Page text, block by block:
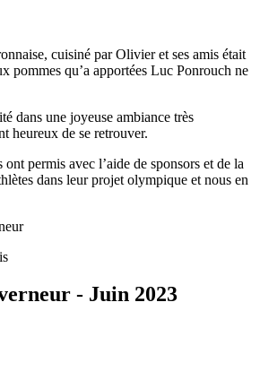
cuisiné par Olivier et ses amis était
pommes qu’a apportées Luc Ponrouch ne
dans une joyeuse ambiance très
heureux de se retrouver.
permis avec l’aide de sponsors et de la
dans leur projet olympique et nous en
- Juin 2023